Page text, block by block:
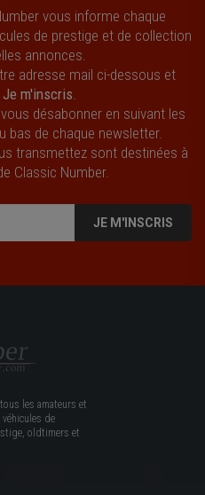
vous informe chaque
de prestige et de collection
annonces.
adresse mail ci-dessous et
Je m'inscris
désabonner en suivant les
bas de chaque newsletter.
transmettez sont destinées à
Classic Number.
JE M'INSCRIS
les amateurs et
de
oldtimers et